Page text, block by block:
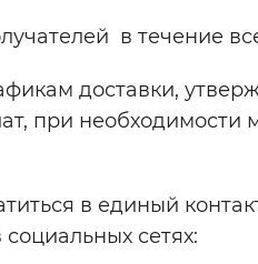
в течение
доставки,
при необходимости
в единый
сетях: